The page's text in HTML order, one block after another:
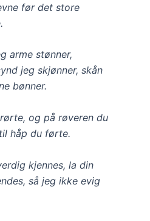
før det store
arme stønner,
jeg skjønner, skån
bønner.
og på røveren du
håp du førte.
kjennes, la din
så jeg ikke evig